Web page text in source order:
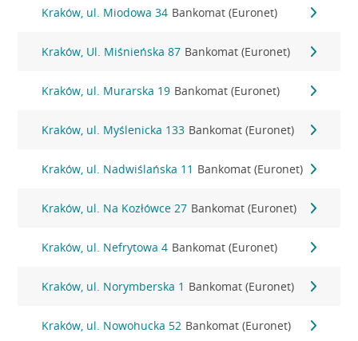
Kraków, ul. Miodowa 34 Bankomat (Euronet)
Kraków, Ul. Miśnieńska 87 Bankomat (Euronet)
Kraków, ul. Murarska 19 Bankomat (Euronet)
Kraków, ul. Myślenicka 133 Bankomat (Euronet)
Kraków, ul. Nadwiślańska 11 Bankomat (Euronet)
Kraków, ul. Na Kozłówce 27 Bankomat (Euronet)
Kraków, ul. Nefrytowa 4 Bankomat (Euronet)
Kraków, ul. Norymberska 1 Bankomat (Euronet)
Kraków, ul. Nowohucka 52 Bankomat (Euronet)